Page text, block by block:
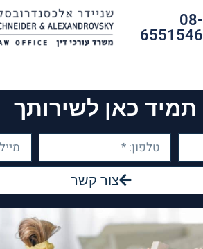
08-
6551546
תמיד כאן לשירותך
צור קשר